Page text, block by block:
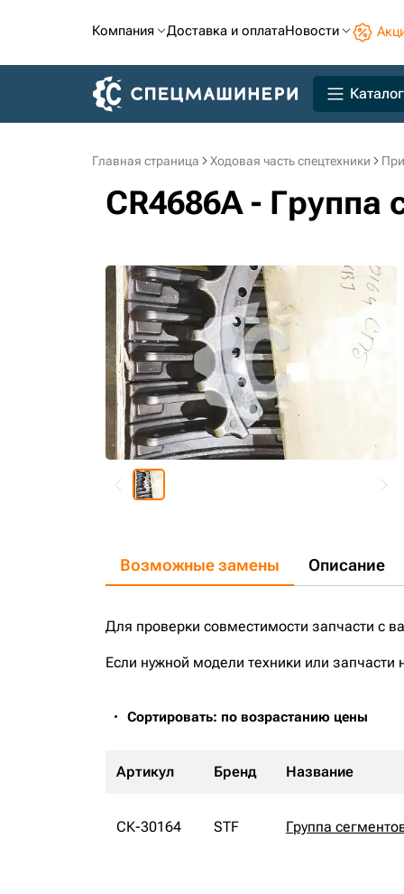
Компания Доставка и оплатаНовости
Каталог
Главная страница Ходовая часть спецтехники
CR4686A - Группа
Возможные замены Описание
Для проверки совместимости запчасти с
Если нужной модели техники или запчасти
Сортировать: по возрастанию цены
Артикул Бренд Название
СК-30164 STF Группа